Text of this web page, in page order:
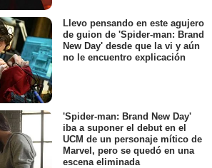
Llevo pensando en este agujero
de guion de 'Spider-man: Brand
New Day' desde que la vi y aún
no le encuentro explicación
'Spider-man: Brand New Day'
iba a suponer el debut en el
UCM de un personaje mítico de
Marvel, pero se quedó en una
escena eliminada